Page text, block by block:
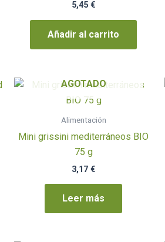
5,45 €
Añadir al carrito
AGOTADO
Alimentación
Mini grissini mediterráneos BIO
75 g
3,17 €
Leer más